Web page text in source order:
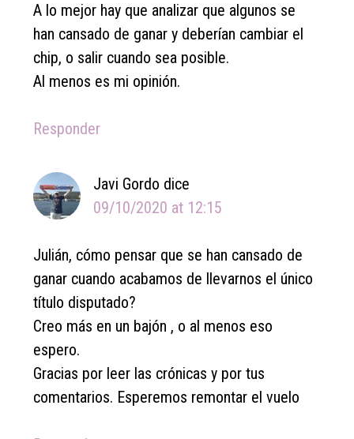
A lo mejor hay que analizar que algunos se
han cansado de ganar y deberían cambiar el
chip, o salir cuando sea posible.
Al menos es mi opinión.
Responder
Javi Gordo dice
09/10/2020 at 12:15
Julián, cómo pensar que se han cansado de
ganar cuando acabamos de llevarnos el único
título disputado?
Creo más en un bajón , o al menos eso
espero.
Gracias por leer las crónicas y por tus
comentarios. Esperemos remontar el vuelo